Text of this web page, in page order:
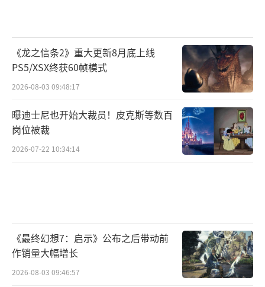
《龙之信条2》重大更新8月底上线
PS5/XSX终获60帧模式
2026-08-03 09:48:17
曝迪士尼也开始大裁员！皮克斯等数百
岗位被裁
2026-07-22 10:34:14
《最终幻想7：启示》公布之后带动前
作销量大幅增长
2026-08-03 09:46:57